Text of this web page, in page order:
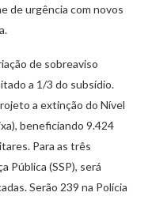
de urgência com novos
de sobreaviso
a 1/3 do subsídio.
a extinção do Nível
beneficiando 9.424
Para as três
Pública (SSP), será
Serão 239 na Polícia